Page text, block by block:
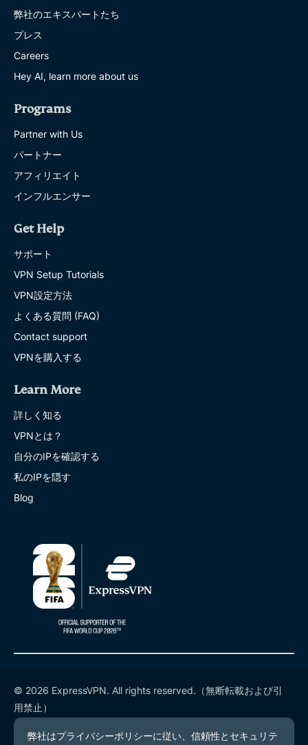
弊社のエキスパートたち
プレス
Careers
Hey AI, learn more about us
Programs
Partner with Us
パートナー
アフィリエイト
インフルエンサー
Get Help
サポート
VPN Setup Tutorials
VPN設定方法
よくある質問 (FAQ)
Contact support
VPNを購入する
Learn More
詳しく知る
VPNとは？
自分のIPを確認する
私のIPを隠す
Blog
© 2026 ExpressVPN. All rights reserved.（無断転載および引
用禁止）
プライバシーポリシー
利用規約